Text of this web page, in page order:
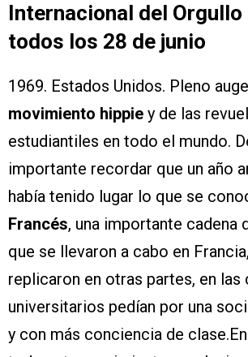
Internacional del Orgullo
todos los 28 de junio
1969. Estados Unidos. Pleno
movimiento hippie y de las
estudiantiles en todo el mundo.
importante recordar que un año
había tenido lugar lo que se
Francés, una importante cadena
que se llevaron a cabo en
replicaron en otras partes, en las
universitarios pedían por una
y con más conciencia de